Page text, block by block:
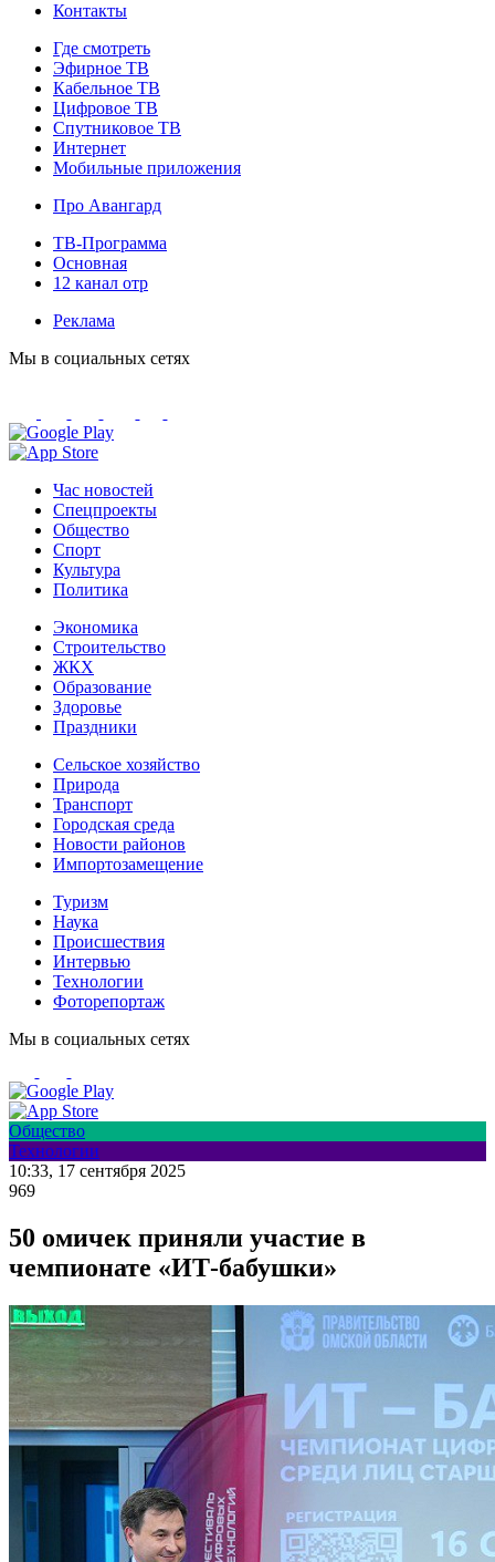
Контакты
Где смотреть
Эфирное ТВ
Кабельное ТВ
Цифровое ТВ
Спутниковое ТВ
Интернет
Мобильные приложения
Про Авангард
ТВ-Программа
Основная
12 канал отр
Реклама
Мы в социальных сетях
Час новостей
Спецпроекты
Общество
Спорт
Культура
Политика
Экономика
Строительство
ЖКХ
Образование
Здоровье
Праздники
Сельское хозяйство
Природа
Транспорт
Городская среда
Новости районов
Импортозамещение
Туризм
Наука
Происшествия
Интервью
Технологии
Фоторепортаж
Мы в социальных сетях
Общество
Технологии
10:33, 17 сентября 2025
969
50 омичек приняли участие в
чемпионате «ИТ-бабушки»